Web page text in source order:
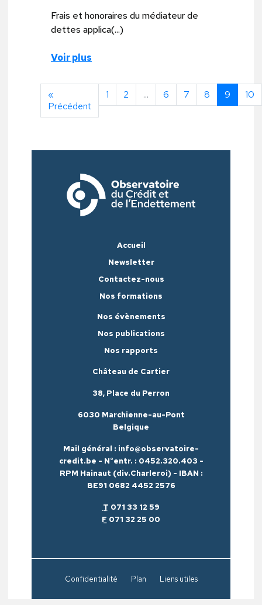
Frais et honoraires du médiateur de
dettes applica(...)
Voir plus
«
Précédent
1 2 ... 6 7 8 9 10
Accueil
Newsletter
Contactez-nous
Nos formations
Nos évènements
Nos publications
Nos rapports
Château de Cartier
38, Place du Perron
6030 Marchienne-au-Pont
Belgique
Mail général : info@observatoire-
credit.be - N°entr. : 0452.320.403 -
RPM Hainaut (div.Charleroi) - IBAN :
BE91 0682 4452 2576
T 071 33 12 59
F 071 32 25 00
Confidentialité Plan Liens utiles